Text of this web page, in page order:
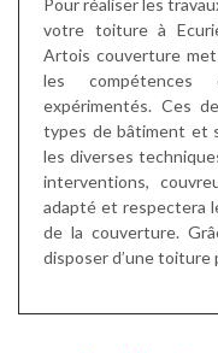
votre toiture à
Artois couverture
les compétences
expérimentés. Ces
types de bâtiment et
les diverses
interventions,
adapté et respectera
de la couverture.
disposer d’une toiture